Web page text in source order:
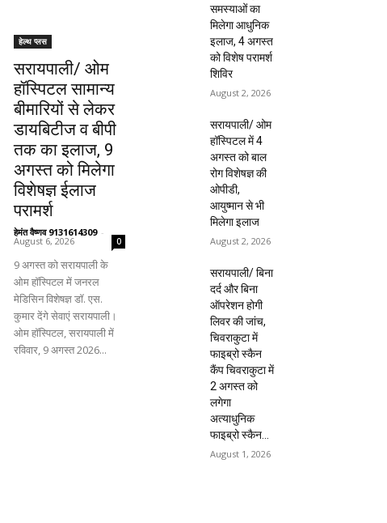
हेल्थ प्लस
सरायपाली/ ओम
हॉस्पिटल सामान्य
बीमारियों से लेकर
डायबिटीज व बीपी
तक का इलाज, 9
अगस्त को मिलेगा
विशेषज्ञ ईलाज
परामर्श
हेमंत वैष्णव 9131614309 -
August 6, 2026 0
9 अगस्त को सरायपाली के
ओम हॉस्पिटल में जनरल
मेडिसिन विशेषज्ञ डॉ. एस.
कुमार देंगे सेवाएं सरायपाली।
ओम हॉस्पिटल, सरायपाली में
रविवार, 9 अगस्त 2026...
समस्याओं का
मिलेगा आधुनिक
इलाज, 4 अगस्त
को विशेष परामर्श
शिविर
August 2, 2026
सरायपाली/ ओम
हॉस्पिटल में 4
अगस्त को बाल
रोग विशेषज्ञ की
ओपीडी,
आयुष्मान से भी
मिलेगा इलाज
August 2, 2026
सरायपाली/ बिना
दर्द और बिना
ऑपरेशन होगी
लिवर की जांच,
चिवराकुटा में
फाइब्रो स्कैन
कैंप चिवराकुटा में
2 अगस्त को
लगेगा
अत्याधुनिक
फाइब्रो स्कैन...
August 1, 2026